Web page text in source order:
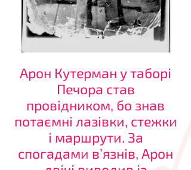
Арон Кутерман у таборі
Печора став
провідником, бо знав
потаємні лазівки, стежки
і маршрути. За
спогадами в’язнів, Арон